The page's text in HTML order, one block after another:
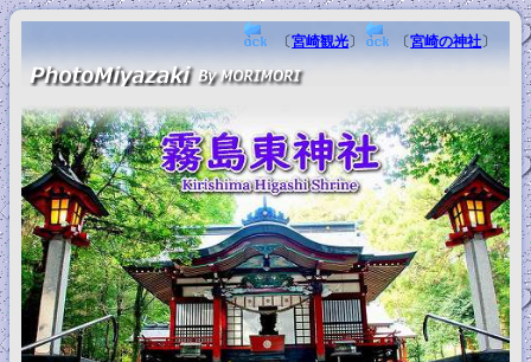
〔宮崎観光〕 〔宮崎の神社〕